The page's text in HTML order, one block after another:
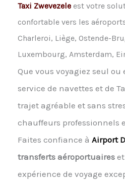
Taxi Zwevezeleest votre
confortable vers les
Charleroi, Liège, Ostende-
Luxembourg, Amsterdam,
Que vous voyagiez seul ou
service de navettes et de
trajet agréable et sans
chauffeurs professionnels
Faites confiance à Airport
transferts aéroportuaireset
expérience de voyage